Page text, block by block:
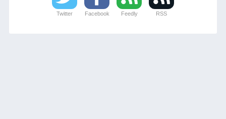
Twitter Facebook Feedly RSS